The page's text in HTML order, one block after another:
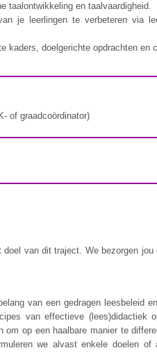
taalontwikkeling en taalvaardigheid.
je leerlingen te verbeteren via
kaders, doelgerichte opdrachten en
of graadcoördinator)
van dit traject. We bezorgen jou
van een gedragen leesbeleid
van effectieve (lees)didactiek
op een haalbare manier te
we alvast enkele doelen